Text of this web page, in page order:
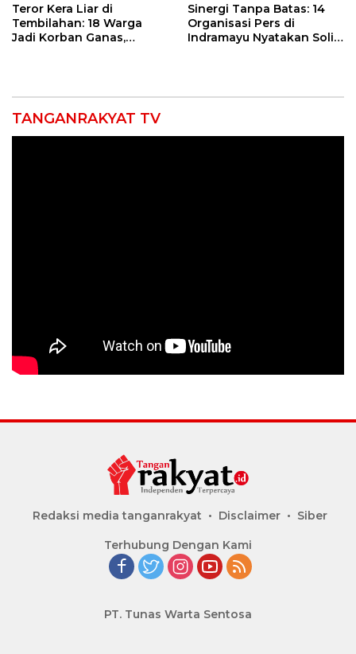
Teror Kera Liar di
Tembilahan: 18 Warga
Jadi Korban Ganas,
Sinergi Tanpa Batas: 14
Organisasi Pers di
Indramayu Nyatakan Solid
TANGANRAKYAT TV
Redaksi media tanganrakyat Disclaimer Siber
Terhubung Dengan Kami
PT. Tunas Warta Sentosa